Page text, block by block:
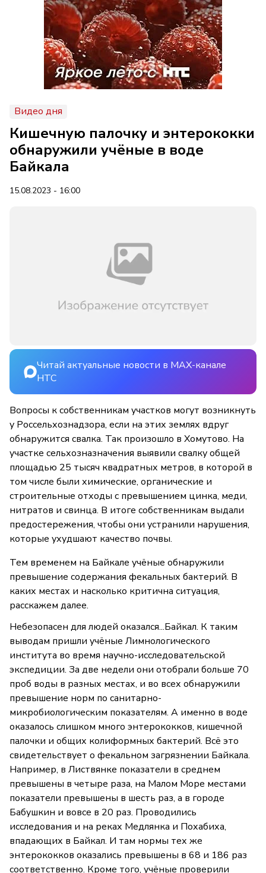
Видео дня
Кишечную палочку и энтерококки
обнаружили учёные в воде
Байкала
15.08.2023 - 16:00
Читай актуальные новости в MAX-канале
НТС
Вопросы к собственникам участков могут возникнуть
у Россельхознадзора, если на этих землях вдруг
обнаружится свалка. Так произошло в Хомутово. На
участке сельхозназначения выявили свалку общей
площадью 25 тысяч квадратных метров, в которой в
том числе были химические, органические и
строительные отходы с превышением цинка, меди,
нитратов и свинца. В итоге собственникам выдали
предостережения, чтобы они устранили нарушения,
которые ухудшают качество почвы.
Тем временем на Байкале учёные обнаружили
превышение содержания фекальных бактерий. В
каких местах и насколько критична ситуация,
расскажем далее.
Небезопасен для людей оказался...Байкал. К таким
выводам пришли учёные Лимнологического
института во время научно-исследовательской
экспедиции. За две недели они отобрали больше 70
проб воды в разных местах, и во всех обнаружили
превышение норм по санитарно-
микробиологическим показателям. А именно в воде
оказалось слишком много энтерококков, кишечной
палочки и общих колиформных бактерий. Всё это
свидетельствует о фекальном загрязнении Байкала.
Например, в Листвянке показатели в среднем
превышены в четыре раза, на Малом Море местами
показатели превышены в шесть раз, а в городе
Бабушкин и вовсе в 20 раз. Проводились
исследования и на реках Медлянка и Похабиха,
впадающих в Байкал. И там нормы тех же
энтерококков оказались превышены в 68 и 186 раз
соответственно. Кроме того, учёные проверили